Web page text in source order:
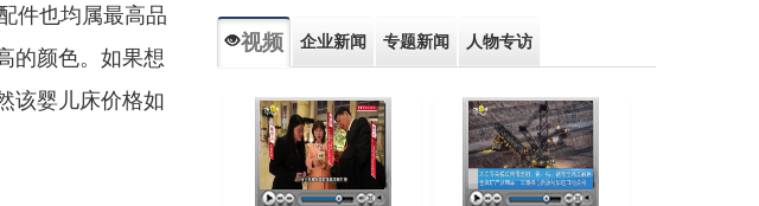
件也均属最高品
的颜色。如果想
该婴儿床价格如
视频 企业新闻 专题新闻 人物专访